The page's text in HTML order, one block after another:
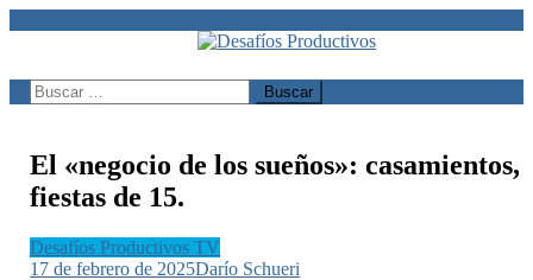
Desafíos Productivos
Buscar:
El «negocio de los sueños»: casamientos,
fiestas de 15.
Desafíos Productivos TV
17 de febrero de 2025Darío Schueri